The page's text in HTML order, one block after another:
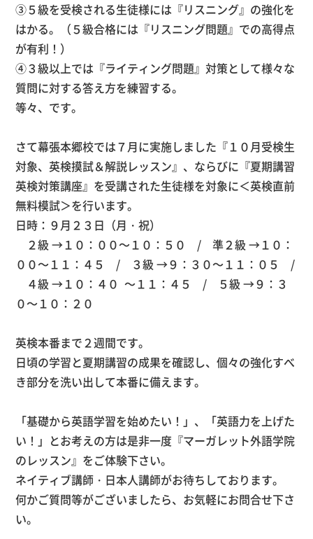
③５級を受検される生徒様には『リスニング』の強化を
はかる。（５級合格には『リスニング問題』での高得点
が有利！）
④３級以上では『ライティング問題』対策として様々な
質問に対する答え方を練習する。
等々、です。
さて幕張本郷校では７月に実施しました『１０月受検生
対象、英検摸試＆解説レッスン』、ならびに『夏期講習
英検対策講座』を受講された生徒様を対象に＜英検直前
無料模試＞を行います。
日時：９月２３日（月・祝）
２級 →１０：００～１０：５０ / 準２級 →１０：
００～１１：４５ / ３級 →９：３０～１１：０５ /
４級 →１０：４０ ～１１：４５ / ５級 →９：３
０～１０：２０
英検本番まで２週間です。
日頃の学習と夏期講習の成果を確認し、個々の強化すべ
き部分を洗い出して本番に備えます。
「基礎から英語学習を始めたい！」、「英語力を上げた
い！」とお考えの方は是非一度『マーガレット外語学院
のレッスン』をご体験下さい。
ネイティブ講師・日本人講師がお待ちしております。
何かご質問等がございましたら、お気軽にお問合せ下さ
い。